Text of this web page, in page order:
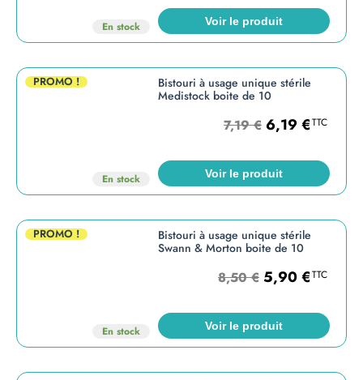
En stock Voir le produit
PROMO !
En stock
Bistouri à usage unique stérile
Medistock boite de 10
7,19€ 6,19€TTC
Voir le produit
PROMO !
En stock
Bistouri à usage unique stérile
Swann & Morton boite de 10
8,50€ 5,90€TTC
Voir le produit